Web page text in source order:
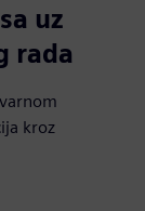
uz
rada
kroz